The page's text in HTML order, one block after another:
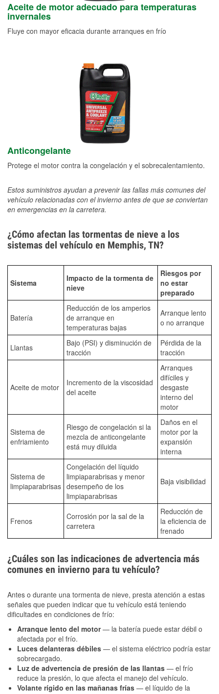
Aceite de motor adecuado para temperaturas
invernales
Fluye con mayor eficacia durante arranques en frío
Anticongelante
Protege el motor contra la congelación y el sobrecalentamiento.
Estos suministros ayudan a prevenir las fallas más comunes del
vehículo relacionadas con el invierno antes de que se conviertan
en emergencias en la carretera.
¿Cómo afectan las tormentas de nieve a los
sistemas del vehículo en Memphis, TN?
Sistema
Impacto de la tormenta de
nieve
Riesgos por
no estar
preparado
Batería
Reducción de los amperios
de arranque en
temperaturas bajas
Arranque lento
o no arranque
Llantas
Bajo (PSI) y disminución de
tracción
Pérdida de la
tracción
Aceite de motor
Incremento de la viscosidad
del aceite
Arranques
difíciles y
desgaste
interno del
motor
Sistema de
enfriamiento
Riesgo de congelación si la
mezcla de anticongelante
está muy diluida
Daños en el
motor por la
expansión
interna
Sistema de
limpiaparabrisas
Congelación del líquido
limpiaparabrisas y menor
desempeño de los
limpiaparabrisas
Baja visibilidad
Frenos
Corrosión por la sal de la
carretera
Reducción de
la eficiencia de
frenado
¿Cuáles son las indicaciones de advertencia más
comunes en invierno para tu vehículo?
Antes o durante una tormenta de nieve, presta atención a estas
señales que pueden indicar que tu vehículo está teniendo
dificultades en condiciones de frío:
Arranque lento del motor— la batería puede estar débil o
afectada por el frío.
Luces delanteras débiles — el sistema eléctrico podría estar
sobrecargado.
Luz de advertencia de presión de las llantas — el frío
reduce la presión, lo que afecta el manejo del vehículo.
Volante rígido en las mañanas frías — el líquido de la